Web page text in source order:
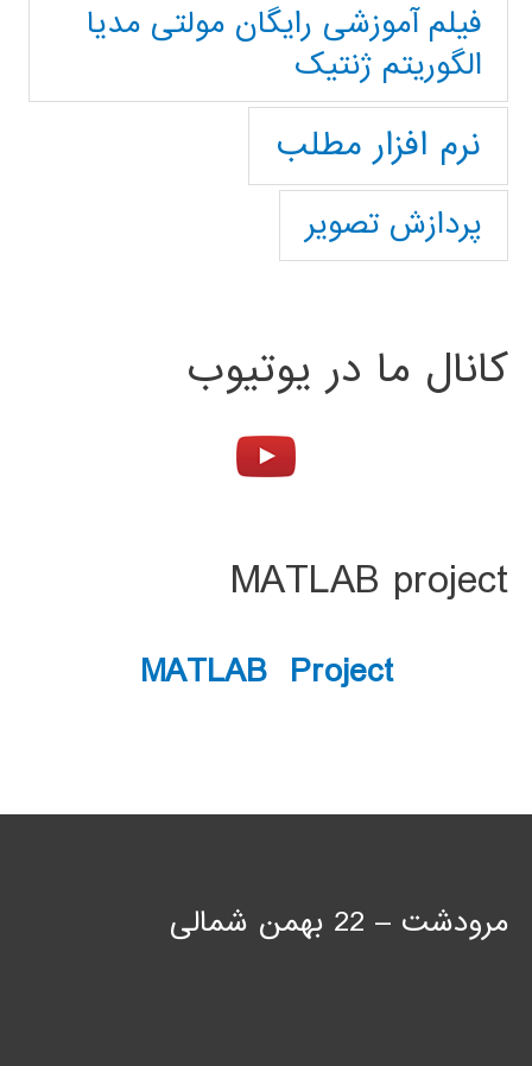
فیلم آموزشی رایگان مولتی مدیا
الگوریتم ژنتیک
نرم افزار مطلب
پردازش تصویر
کانال ما در یوتیوب
MATLAB project
MATLAB Project
مرودشت – 22 بهمن شمالی